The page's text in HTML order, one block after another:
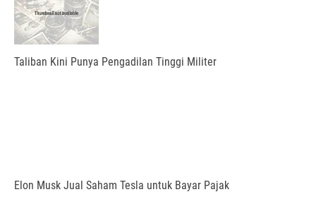
Taliban Kini Punya Pengadilan Tinggi Militer
Elon Musk Jual Saham Tesla untuk Bayar Pajak